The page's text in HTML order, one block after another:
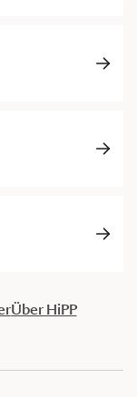
Über HiPP